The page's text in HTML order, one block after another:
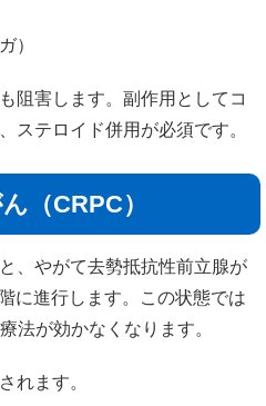
）
阻害します。副作用としてコ
ステロイド併用が必須です。
（CRPC）
、やがて去勢抵抗性前立腺が
に進行します。この状態では
法が効かなくなります。
れます。